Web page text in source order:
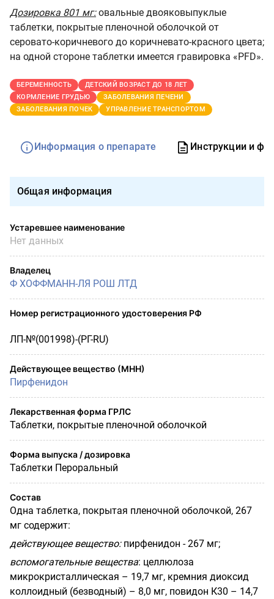
Дозировка 801 мг: овальные двояковыпуклые
таблетки, покрытые пленочной оболочкой от
серовато-коричневого до коричневато-красного цвета;
на одной стороне таблетки имеется гравировка «PFD».
БЕРЕМЕННОСТЬ
ДЕТСКИЙ ВОЗРАСТ ДО 18 ЛЕТ
КОРМЛЕНИЕ ГРУДЬЮ
ЗАБОЛЕВАНИЯ ПЕЧЕНИ
ЗАБОЛЕВАНИЯ ПОЧЕК
УПРАВЛЕНИЕ ТРАНСПОРТОМ
Информация о препарате Инструкции и
Общая информация
Устаревшее наименование
Нет данных
Владелец
Ф ХОФФМАНН-ЛЯ РОШ ЛТД
Номер регистрационного удостоверения РФ
ЛП-№(001998)-(РГ-RU)
Действующее вещество (МНН)
Пирфенидон
Лекарственная форма ГРЛС
Таблетки, покрытые пленочной оболочкой
Форма выпуска / дозировка
Таблетки Пероральный
Состав
Одна таблетка, покрытая пленочной оболочкой, 267
мг содержит:
действующее вещество: пирфенидон - 267 мг;
вспомогательные вещества: целлюлоза
микрокристаллическая – 19,7 мг, кремния диоксид
коллоидный (безводный) – 8,0 мг, повидон К30 – 14,7